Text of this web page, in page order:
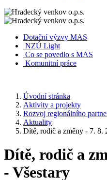
Dotační výzvy MAS
NZÚ Light
Co se povedlo s MAS
Komunitní práce
Úvodní stránka
Aktivity a projekty
Rozvoj regionálního
Aktuality
Dítě, rodič a změny - 7. 8.
Dítě, rodič a
- Všestary